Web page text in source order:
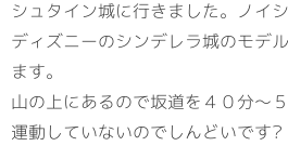
シュタイン城に行きました。ノイ
ディズニーのシンデレラ城のモデ
ます。
山の上にあるので坂道を４０分～
運動していないのでしんどいです?